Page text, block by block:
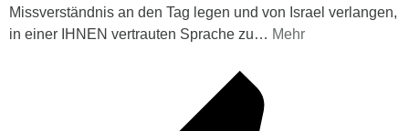
Missverständnis an den Tag legen und von Israel verlangen,
in einer IHNEN vertrauten Sprache zu… Mehr